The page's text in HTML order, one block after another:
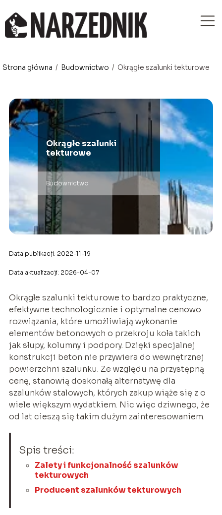
Strona główna / Budownictwo / Okrągłe szalunki tekturowe
Okrągłe szalunki
tekturowe
Budownictwo
Data publikacji: 2022-11-19
Data aktualizacji: 2026-04-07
Okrągłe szalunki tekturowe to bardzo praktyczne,
efektywne technologicznie i optymalne cenowo
rozwiązania, które umożliwiają wykonanie
elementów betonowych o przekroju koła takich
jak słupy, kolumny i podpory. Dzięki specjalnej
konstrukcji beton nie przywiera do wewnętrznej
powierzchni szalunku. Ze względu na przystępną
cenę, stanowią doskonałą alternatywę dla
szalunków stalowych, których zakup wiąże się z o
wiele większym wydatkiem. Nic więc dziwnego, że
od lat cieszą się takim dużym zainteresowaniem.
Spis treści:
Zalety i funkcjonalność szalunków
tekturowych
Producent szalunków tekturowych